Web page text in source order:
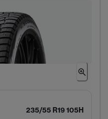
235/55 R19 105H